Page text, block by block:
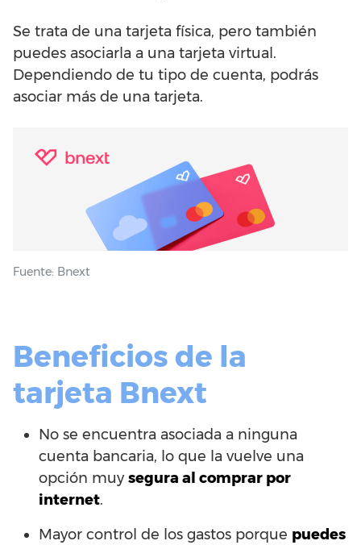
Se trata de una tarjeta física, pero también
puedes asociarla a una tarjeta virtual.
Dependiendo de tu tipo de cuenta, podrás
asociar más de una tarjeta.
Fuente: Bnext
Beneficios de la
tarjeta Bnext
No se encuentra asociada a ninguna
cuenta bancaria, lo que la vuelve una
opción muysegura al comprar por
internet.
Mayor control de los gastos porque puedes